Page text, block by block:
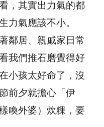
，其實出力氣的都
力氣應該不小。
鄰居、親戚家日常
我們推石磨覺得好
小孩太好命了，沒
前夕就擔心「伊
喚外婆）炊粿，要